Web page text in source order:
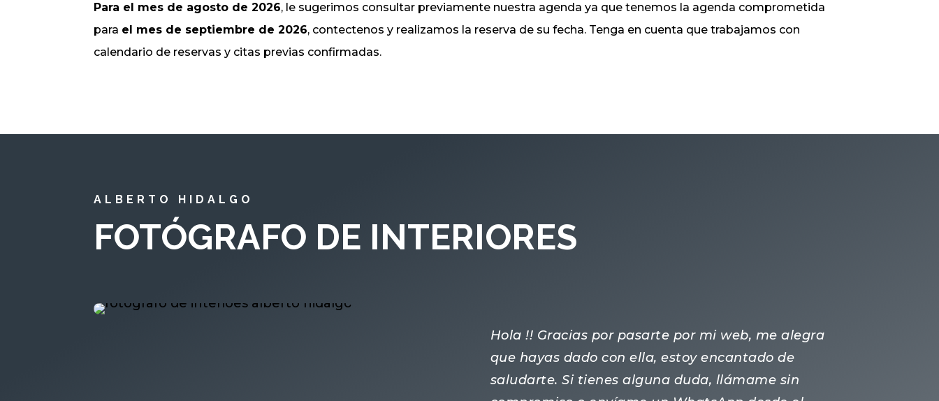
Para el mes de agosto de 2026, le sugerimos consultar previamente nuestra agenda ya que tenemos la agenda comprometida
para el mes de septiembre de 2026, contectenos y realizamos la reserva de su fecha. Tenga en cuenta que trabajamos con
calendario de reservas y citas previas confirmadas.
ALBERTO HIDALGO
FOTÓGRAFO DE INTERIORES
Hola !! Gracias por pasarte por mi web, me alegra
que hayas dado con ella, estoy encantado de
saludarte. Si tienes alguna duda, llámame sin